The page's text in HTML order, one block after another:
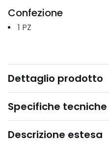
Confezione
1 PZ
Dettaglio prodotto
Specifiche tecniche
Descrizione estesa